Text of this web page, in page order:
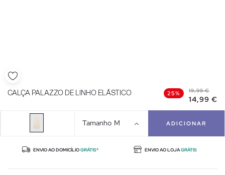
CALÇA PALAZZO DE LINHO ELÁSTICO 25% 19,99 €
14,99 €
Tamanho M ADICIONAR
ENVIO AO DOMICÍLIOGRÁTIS* ENVIO AO LOJAGRÁTIS